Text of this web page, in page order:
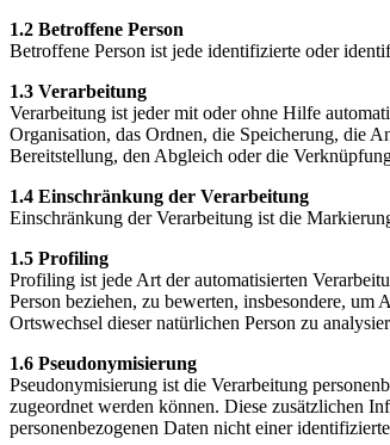
1.2 Betroffene Person
Betroffene Person ist jede identifizierte oder
1.3 Verarbeitung
Verarbeitung ist jeder mit oder ohne Hilfe
Organisation, das Ordnen, die Speicherung, die
Bereitstellung, den Abgleich oder die
1.4 Einschränkung der Verarbeitung
Einschränkung der Verarbeitung ist die
1.5 Profiling
Profiling ist jede Art der automatisierten
Person beziehen, zu bewerten, insbesondere,
Ortswechsel dieser natürlichen Person zu
1.6 Pseudonymisierung
Pseudonymisierung ist die Verarbeitung
zugeordnet werden können. Diese zusätzlichen
personenbezogenen Daten nicht einer